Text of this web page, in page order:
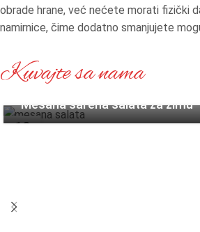
obrade hrane, već nećete morati fizički
namirnice, čime dodatno smanjujete
Kuvajte sa nama
19
Mešana šarena salata za zimu